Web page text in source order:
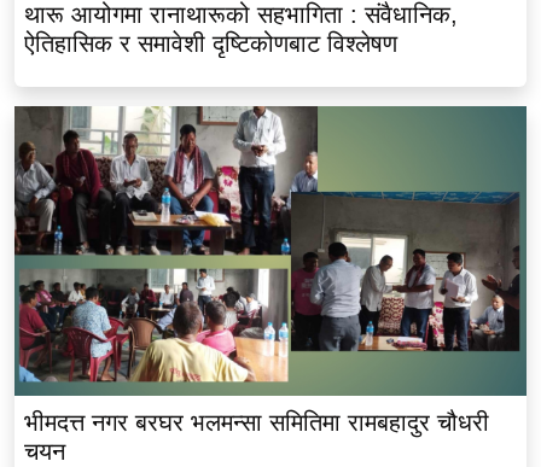
थारू आयोगमा रानाथारूको सहभागिता : संवैधानिक,
ऐतिहासिक र समावेशी दृष्टिकोणबाट विश्लेषण
भीमदत्त नगर बरघर भलमन्सा समितिमा रामबहादुर चौधरी
चयन